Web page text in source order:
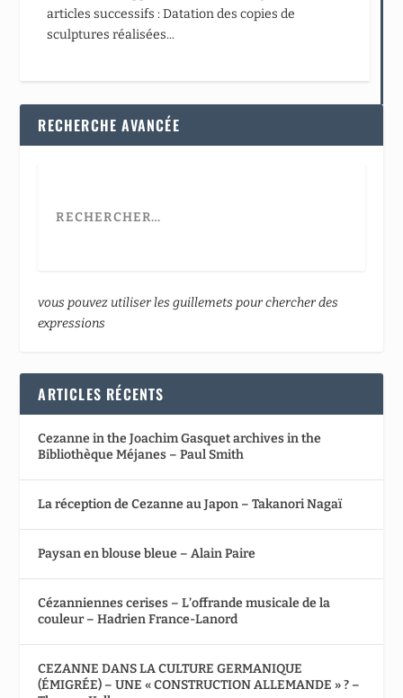
articles successifs : Datation des copies de
sculptures réalisées...
RECHERCHE AVANCÉE
vous pouvez utiliser les guillemets pour chercher des
expressions
ARTICLES RÉCENTS
Cezanne in the Joachim Gasquet archives in the
Bibliothèque Méjanes – Paul Smith
La réception de Cezanne au Japon – Takanori Nagaï
Paysan en blouse bleue – Alain Paire
Cézanniennes cerises – L’offrande musicale de la
couleur – Hadrien France-Lanord
CEZANNE DANS LA CULTURE GERMANIQUE
(ÉMIGRÉE) – UNE « CONSTRUCTION ALLEMANDE » ? –